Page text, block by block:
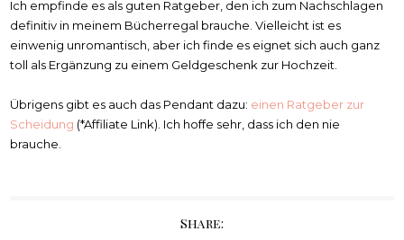
Ich empfinde es als guten Ratgeber, den ich zum Nachschlagen
definitiv in meinem Bücherregal brauche. Vielleicht ist es
einwenig unromantisch, aber ich finde es eignet sich auch ganz
toll als Ergänzung zu einem Geldgeschenk zur Hochzeit.
Übrigens gibt es auch das Pendant dazu: einen Ratgeber zur
Scheidung (*Affiliate Link). Ich hoffe sehr, dass ich den nie
brauche.
Share: